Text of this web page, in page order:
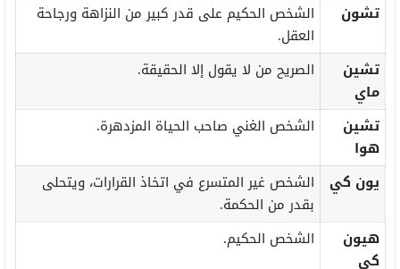
تشون
الشخص الحكيم على قدر كبير من النزاهة ورجاحة
العقل.
تشين
ماي
الصريح من لا يقول إلا الحقيقة.
تشين
هوا
الشخص الغني صاحب الحياة المزدهرة.
يون كي
الشخص غير المتسرع في اتخاذ القرارات، ويتحلى
بقدر من الحكمة.
هيون
كي
الشخص الحكيم.